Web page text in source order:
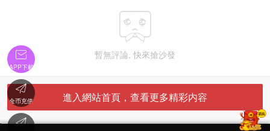

暫無評論, 快來搶沙發
進入網站首頁，查看更多精彩内容
'

APP下載

金币充值
